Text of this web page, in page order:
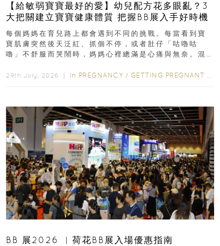
【給敏弱寶寶最好的愛】幼兒配方花多眼亂？3
大把關建立寶寶健康體質 把握BB展入手好時機
每個媽媽在育兒路上都會遇到不同的挑戰。每當看到寶
寶肌膚突然後天泛紅、抓個不停，或者肚仔「咕嚕咕
嚕」不舒服而哭鬧時，媽媽心裡總滿是心痛與無奈。混
29th July, 2026 ｜ In PREGNANCY / GETTING PREGNANT
BB 展2026 ︳荷花BB展入場優惠指南